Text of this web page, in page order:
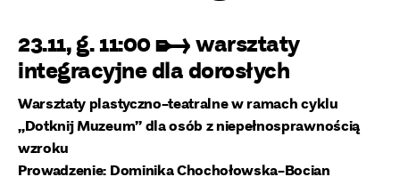
23.11, g. 11:00 ➸ warsztaty
integracyjne dla dorosłych
Warsztaty plastyczno-teatralne w ramach cyklu
„Dotknij Muzeum” dla osób z niepełnosprawnością
wzroku
Prowadzenie: Dominika Chochołowska-Bocian